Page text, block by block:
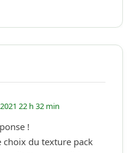
22 h 32 min
!
choix du texture pack